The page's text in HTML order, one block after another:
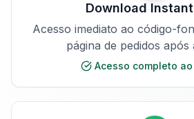
Download
Acesso imediato ao código-
página de pedidos após
Acesso completo